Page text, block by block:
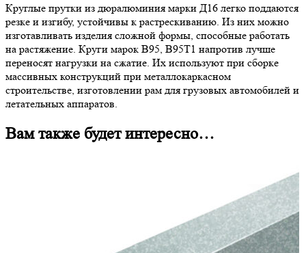
Круглые прутки из дюралюминия марки Д16 легко поддаются
резке и изгибу, устойчивы к растрескиванию. Из них можно
изготавливать изделия сложной формы, способные работать
на растяжение. Круги марок В95, В95Т1 напротив лучше
переносят нагрузки на сжатие. Их используют при сборке
массивных конструкций при металлокаркасном
строительстве, изготовлении рам для грузовых автомобилей и
летательных аппаратов.
Вам также будет интересно…